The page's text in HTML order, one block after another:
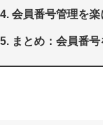
会員番号管理を
まとめ：会員番